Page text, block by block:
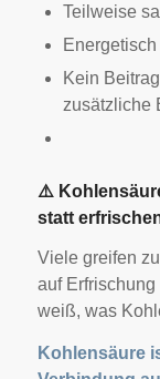
Teilweise
Kein
zusätzliche
⚠
statt
Viele greifen
auf
weiß, was
Kohlensäure